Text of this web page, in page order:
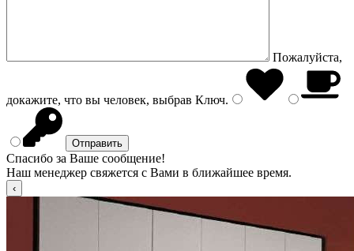
Пожалуйста,
докажите, что вы человек, выбрав Ключ.
Спасибо за Ваше сообщение!
Наш менеджер свяжется с Вами в ближайшее время.